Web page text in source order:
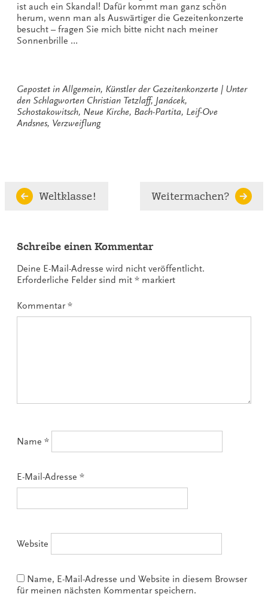
ist auch ein Skandal! Dafür kommt man ganz schön
herum, wenn man als Auswärtiger die Gezeitenkonzerte
besucht – fragen Sie mich bitte nicht nach meiner
Sonnenbrille …
Gepostet in Allgemein, Künstler der Gezeitenkonzerte
Unter
den Schlagworten Christian Tetzlaff, Janácek,
Schostakowitsch, Neue Kirche, Bach-Partita, Leif-Ove
Andsnes, Verzweiflung
Continue
Reading
Weltklasse! Weitermachen?
Schreibe einen Kommentar
Deine E-Mail-Adresse wird nicht veröffentlicht.
Erforderliche Felder sind mit * markiert
Kommentar*
Name *
E-Mail-Adresse *
Website
Name, E-Mail-Adresse und Website in diesem Browser
für meinen nächsten Kommentar speichern.